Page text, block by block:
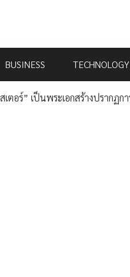
BUSINESS TECHNOLOGY